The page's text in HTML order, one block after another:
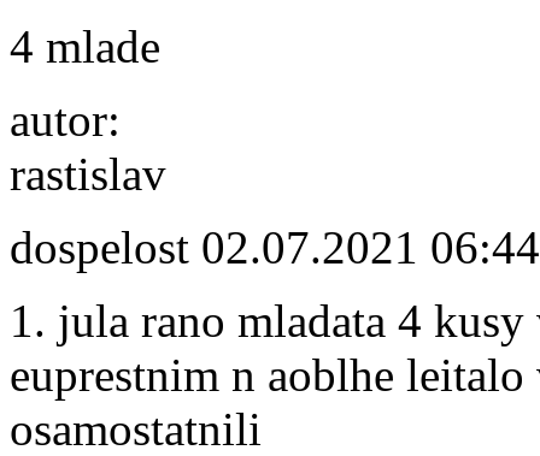
4 mlade
autor:
rastislav
dospelost 02.07.2021 06:44
1. jula rano mladata 4
euprestnim n aoblhe
osamostatnili